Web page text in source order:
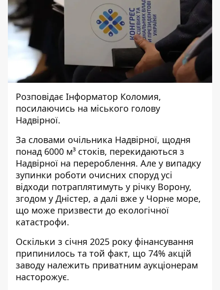
Розповідає Інформатор Коломия,
посилаючись на міського голову
Надвірної.
За словами очільника Надвірної, щодня
понад 6000 м³ стоків, перекидаються з
Надвірної на перероблення. Але у випадку
зупинки роботи очисних споруд усі
відходи потраплятимуть у річку Ворону,
згодом у Дністер, а далі вже у Чорне море,
що може призвести до екологічної
катастрофи.
Оскільки з січня 2025 року фінансування
припинилось та той факт, що 74% акцій
заводу належить приватним аукціонерам
насторожує.